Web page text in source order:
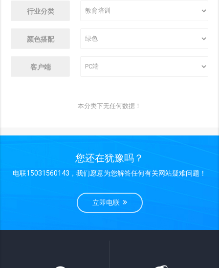
行业分类
颜色搭配
客户端
本分类下无任何数据！
您还在犹豫吗？
电联15031560143，我们愿意为您解答任何有关网站疑难问题！
立即电联